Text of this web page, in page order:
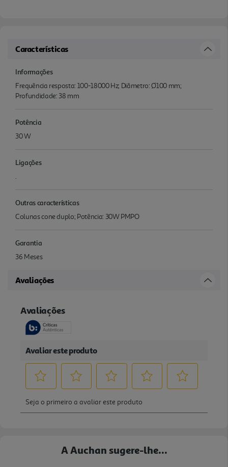
Características
Informações
Frequência resposta: 100-18000 Hz; Diâmetro: Ø100 mm;
Profundidade: 38 mm
Potência
30 W
Ligações
.
Outras características
Colunas cone duplo; Potência: 30W PMPO
Garantia
36 Meses
Avaliações
A Auchan sugere-lhe...